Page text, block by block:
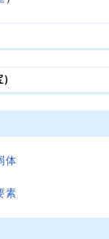
体
素